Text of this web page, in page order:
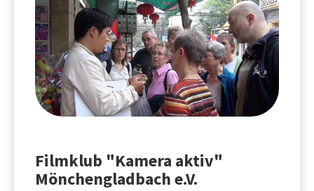
Filmklub "Kamera aktiv"
Mönchengladbach e.V.